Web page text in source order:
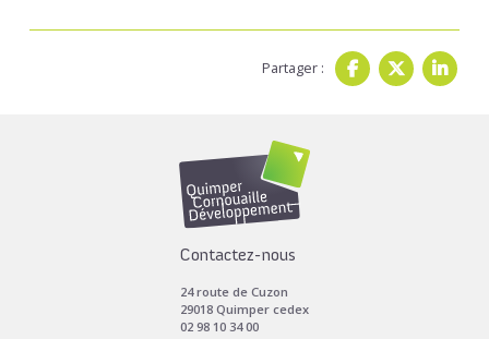
Partager :
Contactez-nous
24 route de Cuzon
29018 Quimper cedex
02 98 10 34 00